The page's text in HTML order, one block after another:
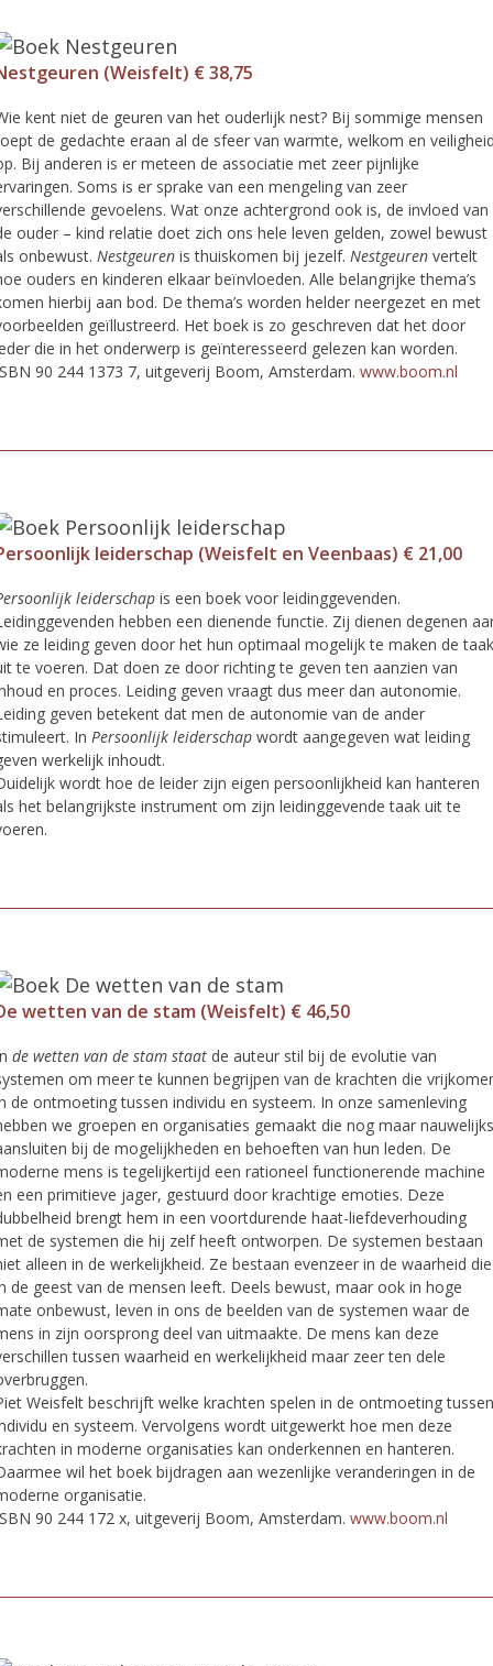
(Weisfelt) € 38,75
kent niet de geuren van het ouderlijk nest? Bij sommige mensen
de gedachte eraan al de sfeer van warmte, welkom en
Bij anderen is er meteen de associatie met zeer pijnlijke
Soms is er sprake van een mengeling van zeer
gevoelens. Wat onze achtergrond ook is, de invloed van
ouder – kind relatie doet zich ons hele leven gelden, zowel bewust
onbewust. Nestgeuren is thuiskomen bij jezelf. Nestgeuren vertelt
ouders en kinderen elkaar beïnvloeden. Alle belangrijke thema’s
hierbij aan bod. De thema’s worden helder neergezet en met
geïllustreerd. Het boek is zo geschreven dat het door
die in het onderwerp is geïnteresseerd gelezen kan worden.
90 244 1373 7, uitgeverij Boom, Amsterdam. www.boom.nl
leiderschap (Weisfelt en Veenbaas) € 21,00
leiderschap is een boek voor leidinggevenden.
hebben een dienende functie. Zij dienen degenen
ze leiding geven door het hun optimaal mogelijk te maken de taak
te voeren. Dat doen ze door richting te geven ten aanzien van
en proces. Leiding geven vraagt dus meer dan autonomie.
geven betekent dat men de autonomie van de ander
In Persoonlijk leiderschap wordt aangegeven wat leiding
werkelijk inhoudt.
wordt hoe de leider zijn eigen persoonlijkheid kan hanteren
het belangrijkste instrument om zijn leidinggevende taak uit te
wetten van de stam (Weisfelt) € 46,50
de wetten van de stam staat de auteur stil bij de evolutie van
om meer te kunnen begrijpen van de krachten die
de ontmoeting tussen individu en systeem. In onze samenleving
we groepen en organisaties gemaakt die nog maar nauwelijks
bij de mogelijkheden en behoeften van hun leden. De
mens is tegelijkertijd een rationeel functionerende machine
een primitieve jager, gestuurd door krachtige emoties. Deze
brengt hem in een voortdurende haat-liefdeverhouding
de systemen die hij zelf heeft ontworpen. De systemen bestaan
alleen in de werkelijkheid. Ze bestaan evenzeer in de waarheid die
de geest van de mensen leeft. Deels bewust, maar ook in hoge
onbewust, leven in ons de beelden van de systemen waar de
in zijn oorsprong deel van uitmaakte. De mens kan deze
tussen waarheid en werkelijkheid maar zeer ten dele
Weisfelt beschrijft welke krachten spelen in de ontmoeting tussen
en systeem. Vervolgens wordt uitgewerkt hoe men deze
in moderne organisaties kan onderkennen en hanteren.
wil het boek bijdragen aan wezenlijke veranderingen in de
organisatie.
90 244 172 x, uitgeverij Boom, Amsterdam. www.boom.nl